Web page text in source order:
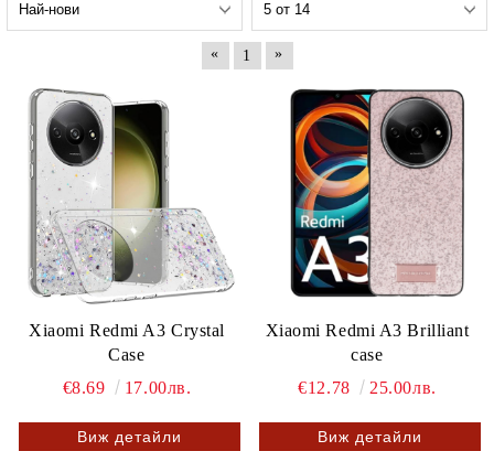
« 1 »
Xiaomi Redmi A3 Crystal
Case
€8.69
17.00лв.
Виж детайли
Xiaomi Redmi A3 Brilliant
case
€12.78
25.00лв.
Виж детайли